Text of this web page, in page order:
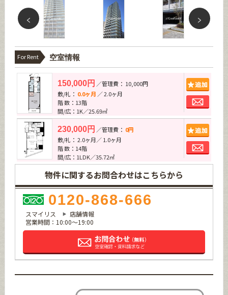
For Rent 空室情報
150,000円 ／管理費： 10,000円
敷/礼： 0.0ヶ月 ／ 2.0ヶ月
階 数：13階
間/広：1K／25.69㎡
230,000円 ／管理費： 0円
敷/礼： 2.0ヶ月／ 1.0ヶ月
階 数：14階
間/広：1LDK／35.72㎡
物件に関するお問合わせはこちらから
0120-868-666
スマイリス
店舗情報
営業時間：10:00～19:00